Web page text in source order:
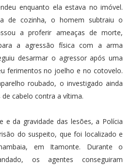
enquanto ela estava no imóvel.
de cozinha, o homem subtraiu o
a proferir ameaças de morte,
a agressão física com a arma
desarmar o agressor após uma
ferimentos no joelho e no cotovelo.
roubado, o investigado ainda
cabelo contra a vítima.
e da gravidade das lesões, a Polícia
do suspeito, que foi localizado e
em Itamonte. Durante o
os agentes conseguiram